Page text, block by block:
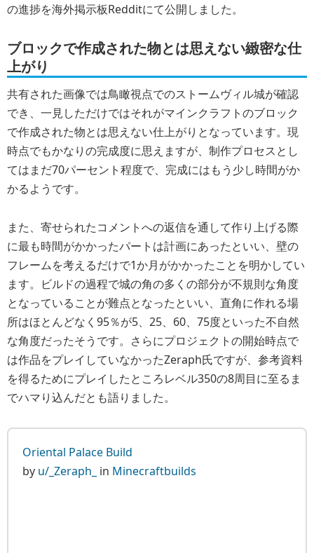
の進捗を海外掲示板Redditにて公開しました。
ブロックで作成された物とは思えない緻密な仕
上がり
共有された画像では鳥瞰視点でのストームヴィル城が確認
でき、一見しただけではそれがマインクラフトのブロック
で作成された物とは思えない仕上がりとなっています。現
時点でもかなりの完成度に思えますが、制作プロセスとし
てはまだ70パーセント程度で、完成にはもう少し時間がか
かるようです。
また、寄せられたコメントへの返信を通して作り上げる際
に最も時間がかかったパートは計画にあったといい、壁の
フレームを考えるだけで1か月がかかったことを明かしてい
ます。ビルドの過程で城の角の多くの部分が不規則な角度
となっていることが難点となったといい、直角に作れる場
所はほとんどなく95％が5、25、60、75度といった不自然
な角度だったそうです。さらにプロジェクトの開始時点で
は作品をプレイしていなかったZeraph氏ですが、参考資料
を得るためにプレイしたところレベル350の8周目に至るま
でハマり込んだとも語りました。
Oriental Palace Build
by u/_Zeraph_ in Minecraftbuilds